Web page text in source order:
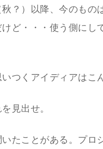
？）以降、今のもの
ど・・・使う側にし
つくアイディアはこ
見出せ。
たことがある。プロ